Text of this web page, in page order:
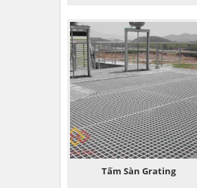
Tấm Sàn Grating